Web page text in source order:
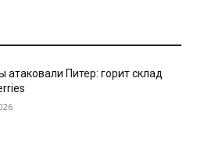
атаковали Питер: горит склад